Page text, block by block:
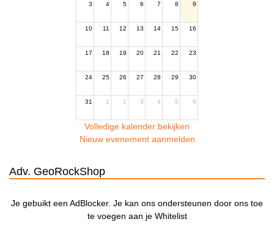
3 4 5 6 7 8 9
10 11 12 13 14 15 16
17 18 19 20 21 22 23
24 25 26 27 28 29 30
31 1 2 3 4 5 6
Volledige kalender bekijken
Nieuw evenement aanmelden
Adv. GeoRockShop
Je gebuikt een AdBlocker. Je kan ons ondersteunen door ons toe
te voegen aan je Whitelist